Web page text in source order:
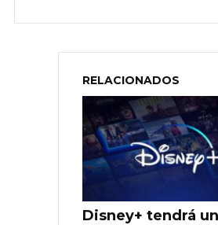
RELACIONADOS
Disney+ tendrá